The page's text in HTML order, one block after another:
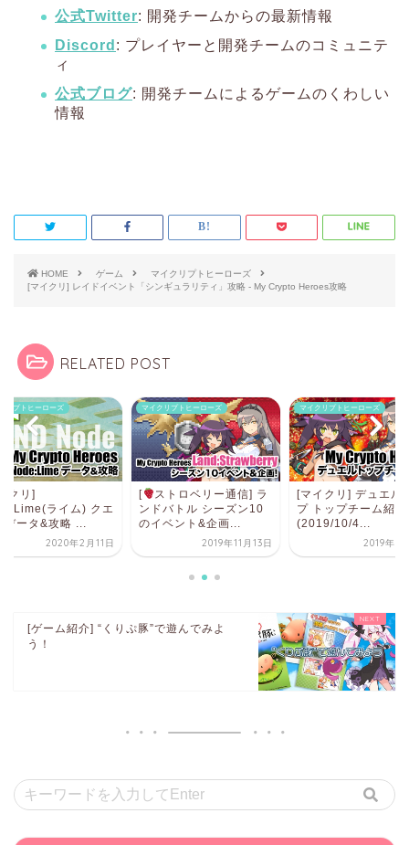
公式Twitter: 開発チームからの最新情報
Discord : プレイヤーと開発チームのコミュニテ
ィ
公式ブログ: 開発チームによるゲームのくわしい
情報
HOME ゲーム
マイクリプトヒーローズ
[マイクリ] レイドイベント「シンギュラリティ」攻略 - My Crypto Heroes攻略
RELATED POST
リプトヒーローズ
トロベリー通信] ラ
バトル シーズン10
ベント&企画...
2019年11月13日
マイクリプトヒーローズ
[マイクリ] デュエルカッ
プ トップチーム紹介
(2019/10/4...
2019年10月7日
マイクリプトヒーローズ
[マイクリ]
Land:Lime(ライム)
ストデータ&攻略 ...
2020年2
[ゲーム紹介] “くりぷ豚”で遊んでみよ
う！